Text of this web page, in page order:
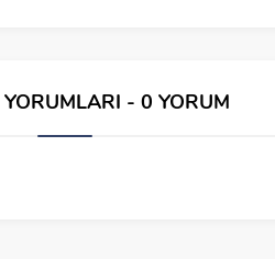
YORUMLARI - 0 YORUM